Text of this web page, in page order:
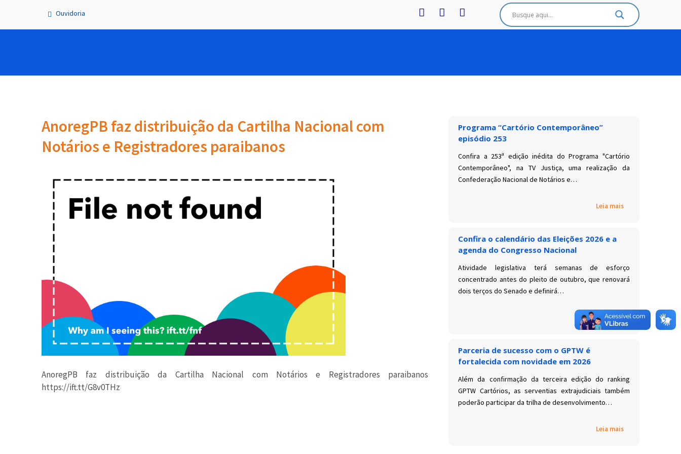
Ouvidoria
AnoregPB faz distribuição da Cartilha Nacional com
Notários e Registradores paraibanos
AnoregPB faz distribuição da Cartilha Nacional com Notários e Registradores paraibanos
https://ift.tt/G8v0THz
Programa “Cartório Contemporâneo”
episódio 253
Confira a 253ª edição inédita do Programa "Cartório
Contemporâneo", na TV Justiça, uma realização da
Confederação Nacional de Notários e…
Leia mais
Confira o calendário das Eleições 2026 e a
agenda do Congresso Nacional
Atividade legislativa terá semanas de esforço
concentrado antes do pleito de outubro, que renovará
dois terços do Senado e definirá…
Leia mais
Parceria de sucesso com o GPTW é
fortalecida com novidade em 2026
Além da confirmação da terceira edição do ranking
GPTW Cartórios, as serventias extrajudiciais também
poderão participar da trilha de desenvolvimento…
Leia mais